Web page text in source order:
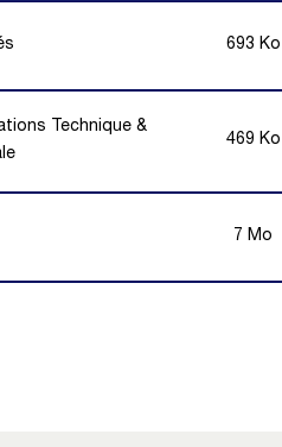
693 Ko
Technique &
469 Ko
7 Mo